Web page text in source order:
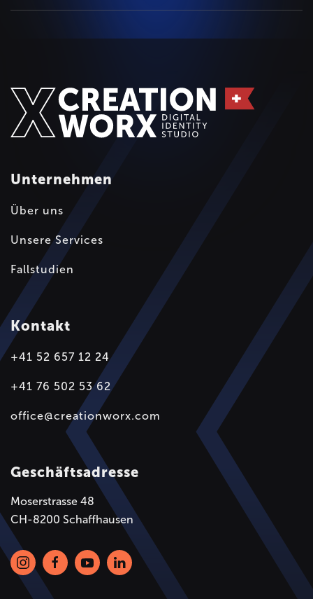
Unternehmen
Über uns
Unsere Services
Fallstudien
Kontakt
+41 52 657 12 24
+41 76 502 53 62
office@creationworx.com
Geschäftsadresse
Moserstrasse 48
CH-8200 Schaffhausen